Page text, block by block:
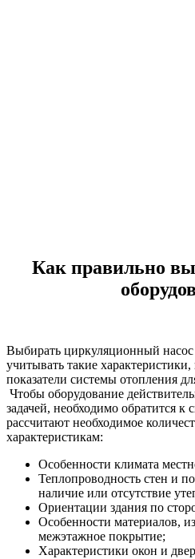
Как правильно
Выбирать циркуляционный
учитывать такие
показатели системы отопления
Чтобы оборудование
задачей, необходимо обратится к
рассчитают необходимое
характеристикам:
Особенности климата
Теплопроводность стен и
наличие или отсутствие
Ориентации здания по
Особенности материалов,
межэтажное покрытие;
Характеристики окон и